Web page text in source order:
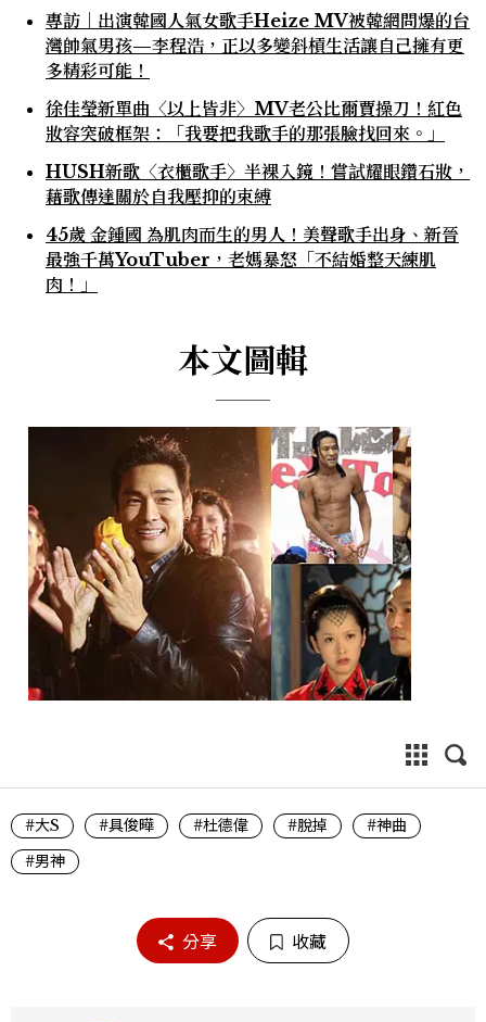
專訪｜出演韓國人氣女歌手Heize MV被韓網問爆的台
灣帥氣男孩—李程浩，正以多變斜槓生活讓自己擁有更
多精彩可能！
徐佳瑩新單曲〈以上皆非〉MV老公比爾賈操刀！紅色
妝容突破框架：「我要把我歌手的那張臉找回來。」
HUSH新歌〈衣櫃歌手〉半裸入鏡！嘗試耀眼鑽石妝，
藉歌傳達關於自我壓抑的束縛
45歲 金鍾國 為肌肉而生的男人！美聲歌手出身、新晉
最強千萬YouTuber，老媽暴怒「不結婚整天練肌
肉！」
本文圖輯
#大S #具俊曄 #杜德偉 #脫掉
#神曲
#男神
分享 收藏